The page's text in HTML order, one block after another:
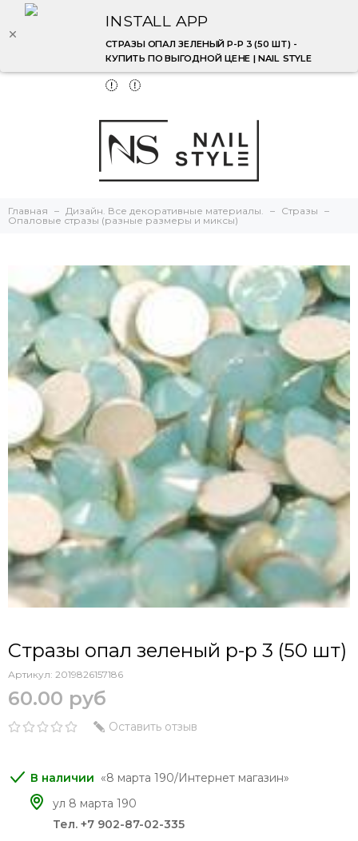
INSTALL APP
СТРАЗЫ ОПАЛ ЗЕЛЕНЫЙ Р-Р 3 (50 ШТ) -
КУПИТЬ ПО ВЫГОДНОЙ ЦЕНЕ | NAIL STYLE
Главная Дизайн. Все декоративные материалы.
Стразы
Опаловые стразы (разные размеры и миксы)
Стразы опал зеленый р-р 3 (50 шт)
Артикул: 2019826157186
60.00 руб
Оставить отзыв
8 марта 190/Интернет магазин
ул 8 марта 190
Тел. +7 902-87-02-335